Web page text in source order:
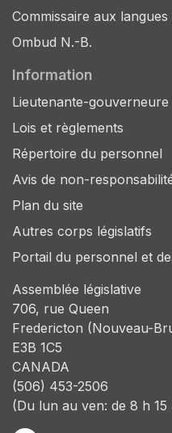
Commissaire aux
Ombud N.-B.
Information
Lieutenante-
Lois et règlements
Répertoire du personnel
Avis de non-
Plan du site
Autres corps législatifs
Portail du personnel et
Assemblée législative
706, rue Queen
Fredericton (Nouveau-
E3B 1C5
CANADA
(506) 453-2506
(Du lun au ven: de 8 h 15